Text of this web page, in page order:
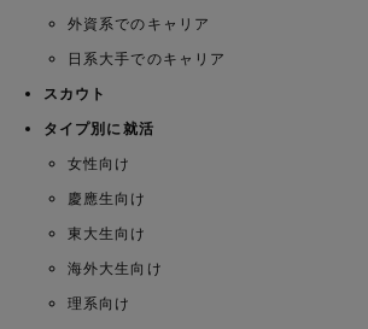
外資系でのキャリア
日系大手でのキャリア
スカウト
タイプ別に就活
女性向け
慶應生向け
東大生向け
海外大生向け
理系向け